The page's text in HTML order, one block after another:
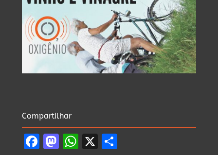
Compartilhar
Facebook
Mastodon
WhatsApp
X Share